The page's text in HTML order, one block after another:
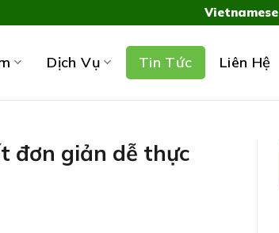
Vietnamese
Dịch Vụ Tin Tức Liên Hệ
đơn giản dễ thực